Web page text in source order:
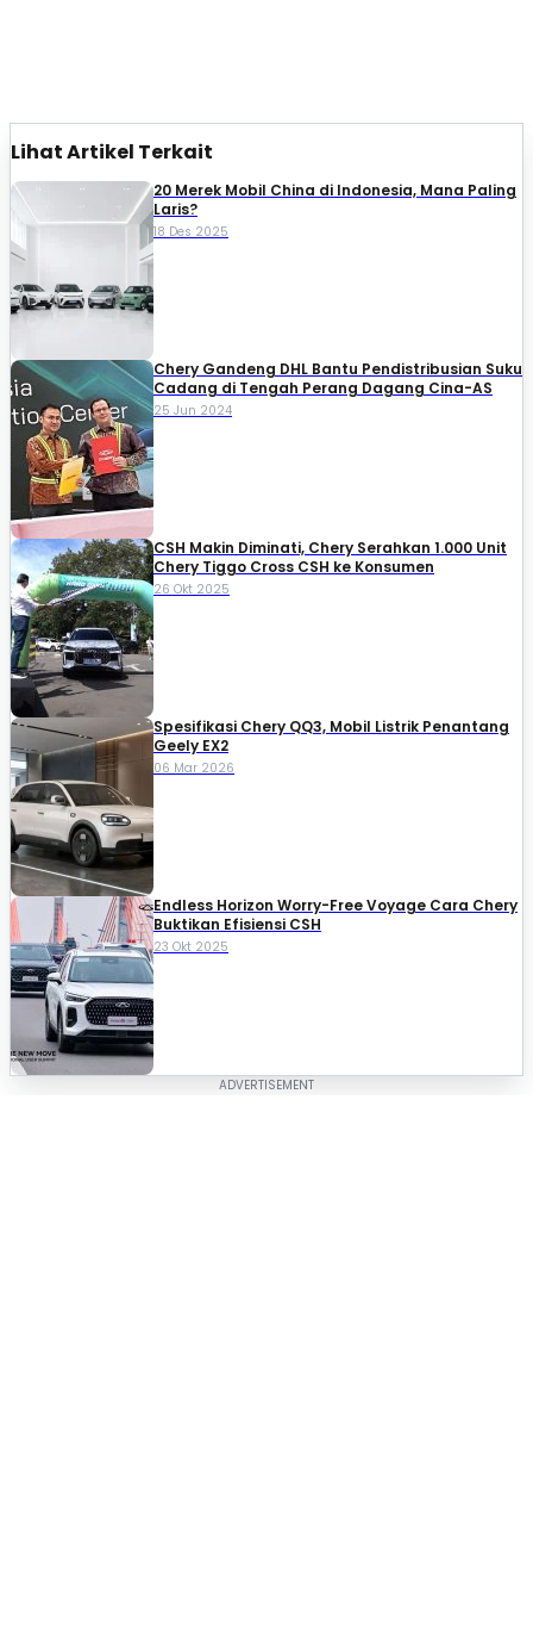
Lihat Artikel Terkait
20 Merek Mobil China di Indonesia, Mana Paling
Laris?
18 Des 2025
Chery Gandeng DHL Bantu Pendistribusian Suku
Cadang di Tengah Perang Dagang Cina-AS
25 Jun 2024
CSH Makin Diminati, Chery Serahkan 1.000 Unit
Chery Tiggo Cross CSH ke Konsumen
26 Okt 2025
Spesifikasi Chery QQ3, Mobil Listrik Penantang
Geely EX2
06 Mar 2026
Endless Horizon Worry-Free Voyage Cara Chery
Buktikan Efisiensi CSH
23 Okt 2025